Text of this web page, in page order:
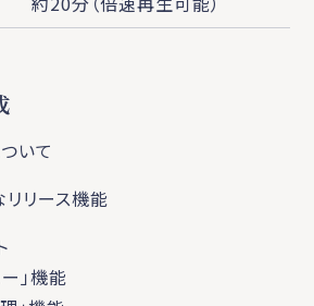
いて
リース機能
」機能